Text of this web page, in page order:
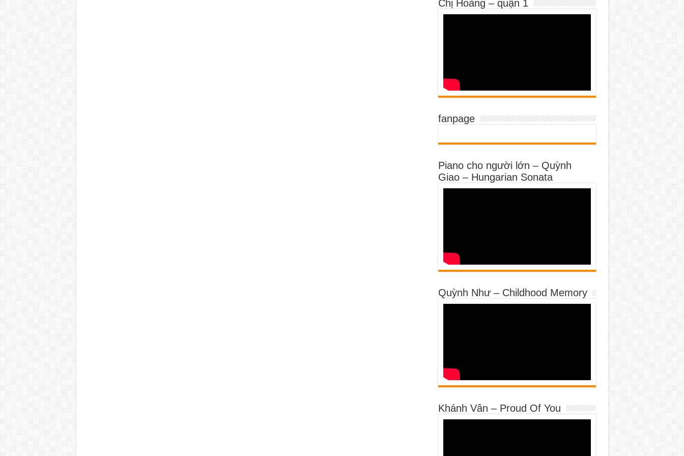
Chị Hoàng – quận 1
fanpage
Piano cho người lớn – Quỳnh
Giao – Hungarian Sonata
Quỳnh Như – Childhood Memory
Khánh Vân – Proud Of You